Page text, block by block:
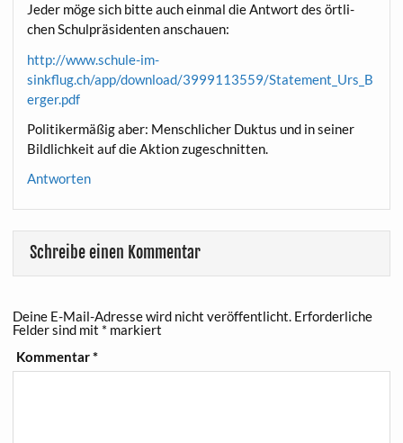
Jeder möge sich bit­te auch ein­mal die Ant­wort des ört­li­
chen Schul­prä­si­den­ten anschauen:
http://www.schule-im-
sinkflug.ch/app/download/3999113559/Statement_Urs_B
erger.pdf
Poli­ti­ker­mä­ßig aber: Mensch­li­cher Duk­tus und in sei­ner
Bild­lich­keit auf die Akti­on zugeschnitten.
Antworten
Schreibe einen Kommentar
Deine E-Mail-Adresse wird nicht veröffentlicht. Erforderliche
Felder sind mit * markiert
Kommentar*